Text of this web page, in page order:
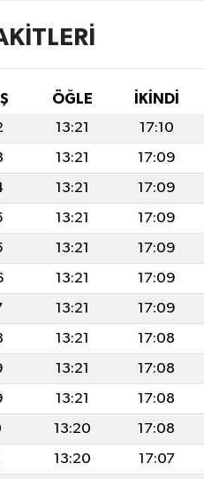
ÖĞLE İKINDI
13:21 17:10
13:21 17:09
13:21 17:09
13:21 17:09
13:21 17:09
13:21 17:09
13:21 17:09
13:21 17:08
13:21 17:08
13:21 17:08
13:20 17:08
13:20 17:07